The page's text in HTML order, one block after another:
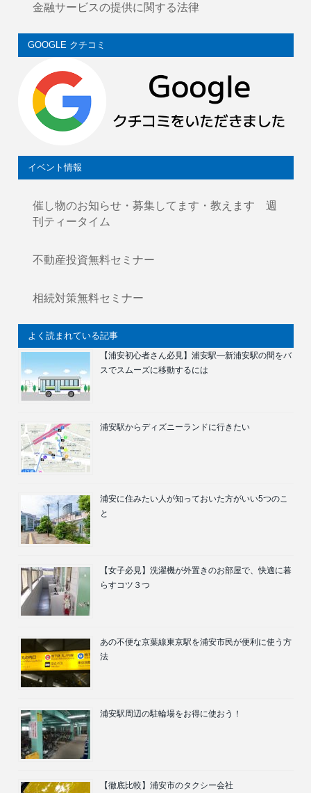
金融サービスの提供に関する法律
GOOGLE クチコミ
イベント情報
催し物のお知らせ・募集してます・教えます 週
刊ティータイム
不動産投資無料セミナー
相続対策無料セミナー
よく読まれている記事
【浦安初心者さん必見】浦安駅―新浦安駅の間をバ
スでスムーズに移動するには
浦安駅からディズニーランドに行きたい
浦安に住みたい人が知っておいた方がいい5つのこ
と
【女子必見】洗濯機が外置きのお部屋で、快適に暮
らすコツ３つ
あの不便な京葉線東京駅を浦安市民が便利に使う方
法
浦安駅周辺の駐輪場をお得に使おう！
【徹底比較】浦安市のタクシー会社